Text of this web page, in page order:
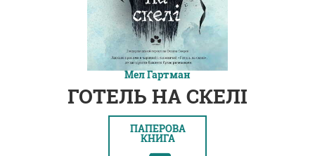
Мел Гартман
ГОТЕЛЬ НА СКЕЛІ
ПАПЕРОВА
КНИГА